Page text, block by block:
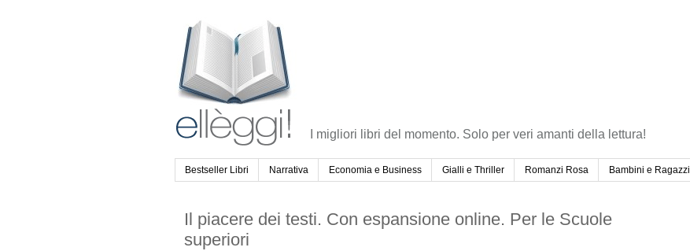
I migliori libri del momento. Solo per veri amanti della lettura!
Bestseller Libri Narrativa Economia e Business Gialli e Thriller Romanzi Rosa Bambini e Ragazzi
Il piacere dei testi. Con espansione online. Per le Scuole
superiori